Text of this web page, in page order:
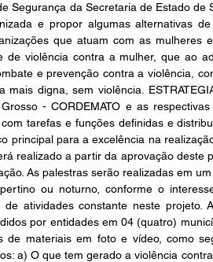
Segurança da Secretaria de Estado
e propor algumas alternativas
que atuam com as mulheres
de violência contra a mulher, que ao
e prevenção contra a violência,
mais digna, sem violência.
- CORDEMATO e as
tarefas e funções definidas e
principal para a excelência na
realizado a partir da aprovação
As palestras serão realizadas em
ou noturno, conforme o
atividades constante neste projeto.
por entidades em 04 (quatro)
de materiais em foto e vídeo, como
a) O que tem gerado a violência